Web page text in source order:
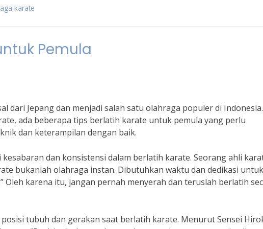
karate
Pemula
dari Jepang dan menjadi salah satu olahraga populer di
ada beberapa tips berlatih karate untuk pemula yang perlu
dan keterampilan dengan baik.
dan konsistensi dalam berlatih karate. Seorang ahli
bukanlah olahraga instan. Dibutuhkan waktu dan dedikasi untuk
Oleh karena itu, jangan pernah menyerah dan teruslah berlatih
tubuh dan gerakan saat berlatih karate. Menurut Sensei